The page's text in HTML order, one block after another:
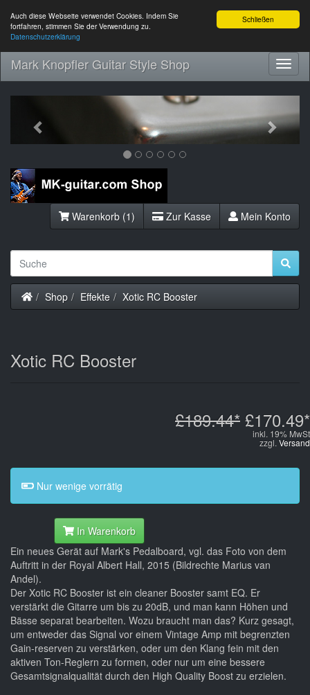
Schließen
Auch diese Webseite verwendet Cookies. Indem Sie
fortfahren, stimmen Sie der Verwendung zu.
Datenschutzerklärung
Mark Knopfler Guitar Style Shop
Warenkorb (1) Zur Kasse Mein Konto
Startseite
Shop Effekte Xotic RC Booster
Xotic RC Booster
£189.44* £170.49*
inkl. 19% MwSt
zzgl. Versand
Nur wenige vorrätig
In Warenkorb
Ein neues Gerät auf Mark's Pedalboard, vgl. das Foto von dem
Auftritt in der Royal Albert Hall, 2015 (Bildrechte Marius van
Andel).
Der Xotic RC Booster ist ein cleaner Booster samt EQ. Er
verstärkt die Gitarre um bis zu 20dB, und man kann Höhen und
Bässe separat bearbeiten. Wozu braucht man das? Kurz gesagt,
um entweder das Signal vor einem Vintage Amp mit begrenzten
Gain-reserven zu verstärken, oder um den Klang fein mit den
aktiven Ton-Reglern zu formen, oder nur um eine bessere
Gesamtsignalqualität durch den High Quality Boost zu erzielen.